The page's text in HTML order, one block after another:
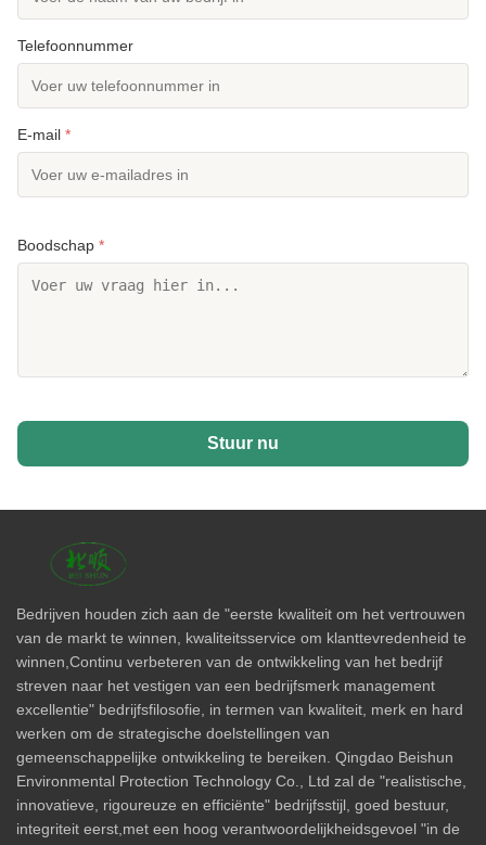
Telefoonnummer
E-mail *
Boodschap *
Stuur nu
Bedrijven houden zich aan de "eerste kwaliteit om het vertrouwen
van de markt te winnen, kwaliteitsservice om klanttevredenheid te
winnen,Continu verbeteren van de ontwikkeling van het bedrijf
streven naar het vestigen van een bedrijfsmerk management
excellentie" bedrijfsfilosofie, in termen van kwaliteit, merk en hard
werken om de strategische doelstellingen van
gemeenschappelijke ontwikkeling te bereiken. Qingdao Beishun
Environmental Protection Technology Co., Ltd zal de "realistische,
innovatieve, rigoureuze en efficiënte" bedrijfsstijl, goed bestuur,
integriteit eerst,met een hoog verantwoordelijkheidsgevoel "in de